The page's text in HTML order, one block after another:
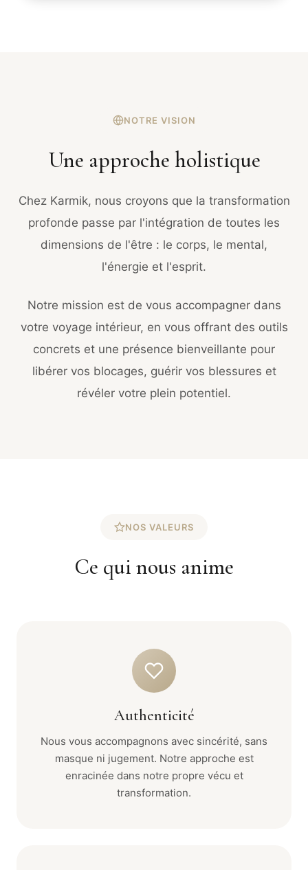
NOTRE VISION
Une approche holistique
Chez Karmik, nous croyons que la transformation
profonde passe par l'intégration de toutes les
dimensions de l'être : le corps, le mental,
l'énergie et l'esprit.
Notre mission est de vous accompagner dans
votre voyage intérieur, en vous offrant des outils
concrets et une présence bienveillante pour
libérer vos blocages, guérir vos blessures et
révéler votre plein potentiel.
NOS VALEURS
Ce qui nous anime
Authenticité
Nous vous accompagnons avec sincérité, sans
masque ni jugement. Notre approche est
enracinée dans notre propre vécu et
transformation.